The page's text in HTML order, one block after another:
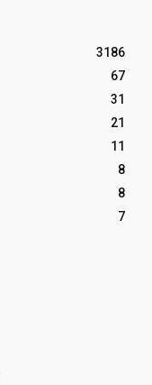
3186
67
31
21
11
8
8
7